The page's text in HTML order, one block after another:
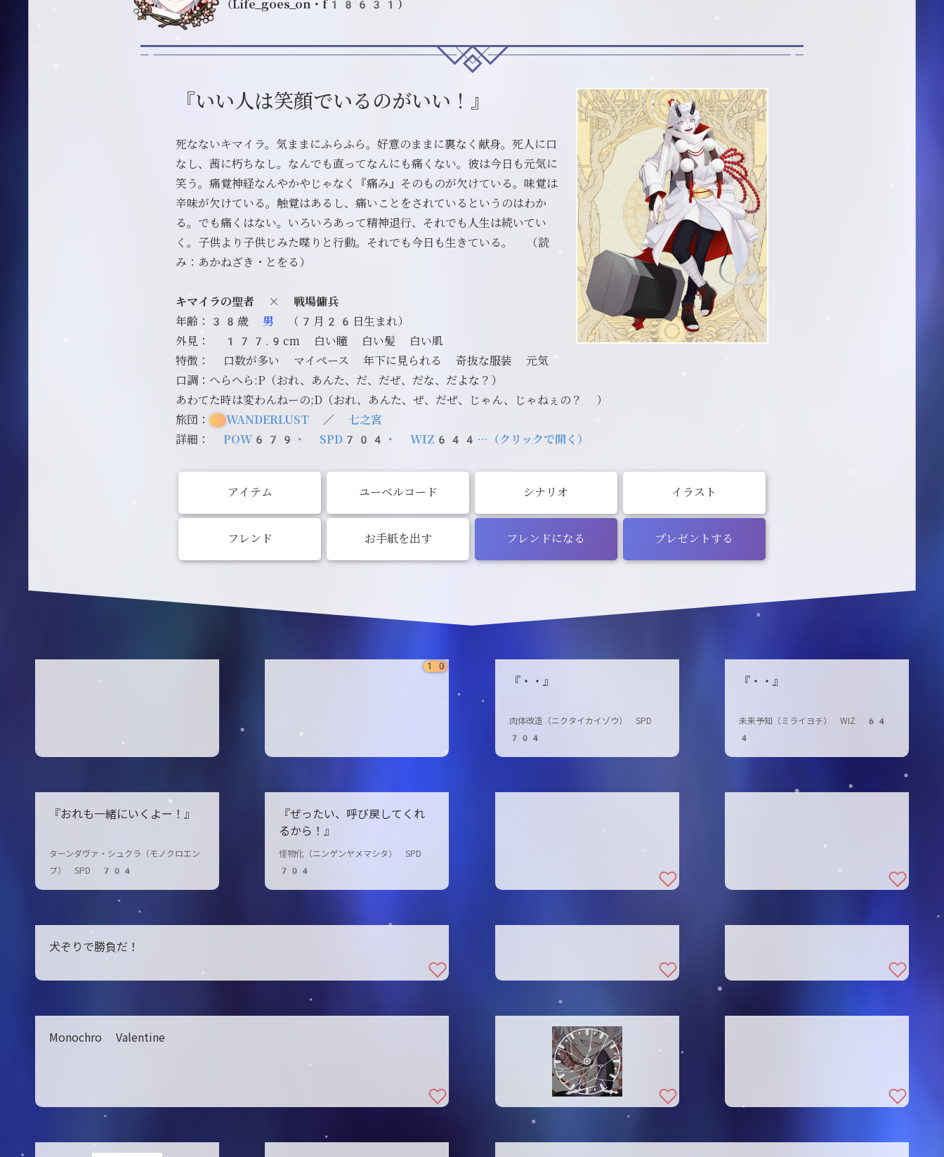
（Life_goes_on・f18631）
『いい人は笑顔でいるのがいい！』
死なないキマイラ。気ままにふらふら。好意のままに裏なく献身。死人に口
なし、茜に朽ちなし。なんでも直ってなんにも痛くない。彼は今日も元気に
笑う。痛覚神経なんやかやじゃなく『痛み』そのものが欠けている。味覚は
辛味が欠けている。触覚はあるし、痛いことをされているというのはわか
る。でも痛くはない。いろいろあって精神退行、それでも人生は続いてい
く。子供より子供じみた喋りと行動。それでも今日も生きている。 （読
み：あかねざき・とをる）
キマイラの聖者 × 戦場傭兵
年齢：38歳 男
（7月26日生まれ）
外見： 177.9cm 白い瞳 白い髪 白い肌
特徴： 口数が多い マイペース 年下に見られる 奇抜な服装 元気
口調：へらへら:P（おれ、あんた、だ、だぜ、だな、だよな？）
あわてた時は変わんねーの;D（おれ、あんた、ぜ、だぜ、じゃん、じゃねぇの？ ）
旅団：
WANDERLUST ／七之宮
詳細：POW679・ SPD704・ WIZ644…（クリックで開く）
アイテム ユーベルコード シナリオ イラスト
フレンド お手紙を出す フレンドになる プレゼントする
10
『・・』
肉体改造（ニクタイカイゾウ） SPD
704
『・・』
未来予知（ミライヨチ） WIZ 64
4
『おれも一緒にいくよー！』
ターンダヴァ・シュクラ（モノクロエン
ブ） SPD 704
『ぜったい、呼び戻してくれ
るから！』
怪物化（ニンゲンヤメマシタ） SPD
704
犬ぞりで勝負だ！
Monochro Valentine